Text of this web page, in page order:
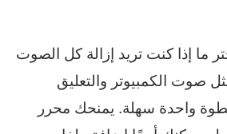
ما إذا كنت تريد إزالة كل الصوت
صوت الكمبيوتر والتعليق
واحدة سهلة. يمنحك محرر